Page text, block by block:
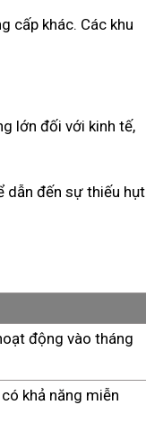
cấp khác. Các khu
lớn đối với kinh tế,
dẫn đến sự thiếu hụt
động vào tháng
khả năng miễn